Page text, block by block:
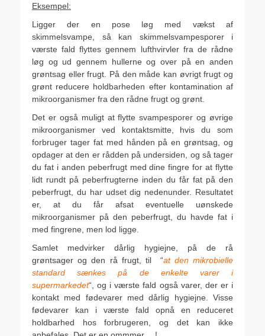
Eksempel:
Ligger der en pose løg med vækst af
skimmelsvampe, så kan skimmelsvampesporer i
værste fald flyttes gennem lufthvirvler fra de rådne
løg og ud gennem hullerne og over på en anden
grøntsag eller frugt. På den måde kan øvrigt frugt og
grønt reducere holdbarheden efter kontamination af
mikroorganismer fra den rådne frugt og grønt.
Det er også muligt at flytte svampesporer og øvrige
mikroorganismer ved kontaktsmitte, hvis du som
forbruger tager fat med hånden på en grøntsag, og
opdager at den er rådden på undersiden, og så tager
du fat i anden peberfrugt med dine fingre for at flytte
lidt rundt på peberfrugterne inden du får fat på den
peberfrugt, du har udset dig nedenunder. Resultatet
er, at du får afsat eventuelle uønskede
mikroorganismer på den peberfrugt, du havde fat i
med fingrene, men lod ligge.
Samlet medvirker dårlig hygiejne, på de rå
grøntsager og den rå frugt, til “at den mikrobielle
standard sænkes på de enkelte varer i
supermarkedet“, og i værste fald også varer, der er i
kontakt med fødevarer med dårlig hygiejne. Visse
fødevarer kan i værste fald opnå en reduceret
holdbarhed hos forbrugeren, og det kan ikke